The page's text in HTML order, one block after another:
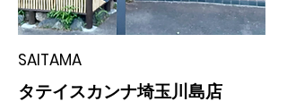
SAITAMA
タテイスカンナ埼玉川島店